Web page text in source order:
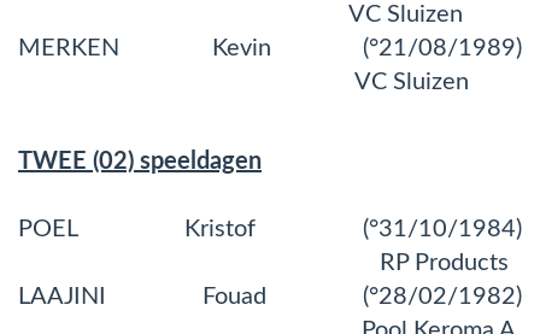
VC Sluizen
MERKEN Kevin (°21/08/1989)
VC Sluizen
TWEE (02) speeldagen
POEL Kristof (°31/10/1984)
RP Products
LAAJINI Fouad (°28/02/1982)